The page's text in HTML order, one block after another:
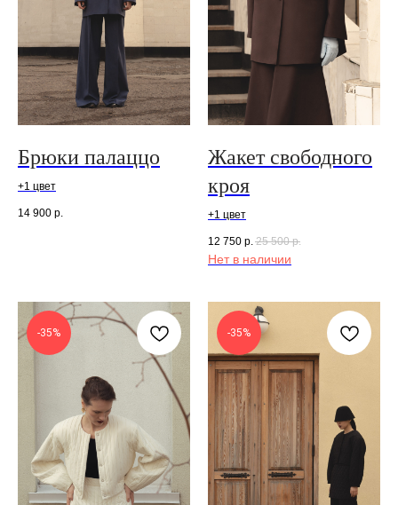
Брюки палаццо
+1 цвет
14 900 р.
Жакет свободного
кроя
+1 цвет
12 750 р. 25 500 р.
Нет в наличии
-35% -35%